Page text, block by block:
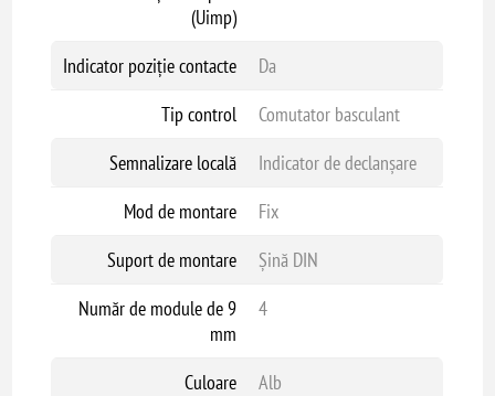
(Uimp)
Indicator poziție contacte
Da
Tip control
Comutator basculant
Semnalizare locală
Indicator de declanșare
Mod de montare
Fix
Suport de montare
Șină DIN
Număr de module de 9
mm
4
Culoare
Alb